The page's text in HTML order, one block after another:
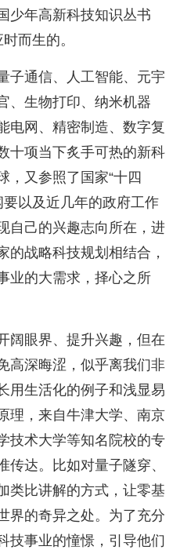
少年高新科技知识丛书
而生的。
子通信、人工智能、元宇
、生物打印、纳米机器
电网、精密制造、数字复
十项当下炙手可热的新科
，又参照了国家“十四
以及近几年的政府工作
自己的兴趣志向所在，进
的战略科技规划相结合，
业的大需求，择心之所
阔眼界、提升兴趣，但在
高深晦涩，似乎离我们非
用生活化的例子和浅显易
理，来自牛津大学、南京
技术大学等知名院校的专
传达。比如对量子隧穿、
类比讲解的方式，让零基
界的奇异之处。为了充分
技事业的憧憬，引导他们